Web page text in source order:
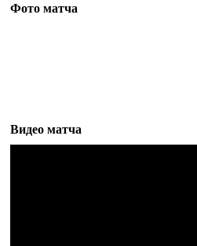
Фото матча
Видео матча